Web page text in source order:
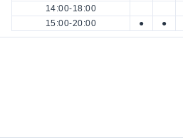
14:00-18:00
15:00-20:00
● ●